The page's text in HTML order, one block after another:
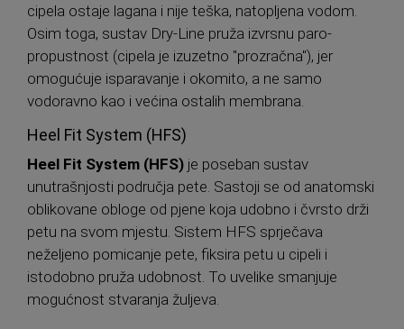
cipela ostaje lagana i nije teška, natopljena vodom.
Osim toga, sustav Dry-Line pruža izvrsnu paro-
propustnost (cipela je izuzetno "prozračna"), jer
omogućuje isparavanje i okomito, a ne samo
vodoravno kao i većina ostalih membrana.
Heel Fit System (HFS)
Heel Fit System (HFS) je poseban sustav
unutrašnjosti područja pete. Sastoji se od anatomski
oblikovane obloge od pjene koja udobno i čvrsto drži
petu na svom mjestu. Sistem HFS sprječava
neželjeno pomicanje pete, fiksira petu u cipeli i
istodobno pruža udobnost. To uvelike smanjuje
mogućnost stvaranja žuljeva.